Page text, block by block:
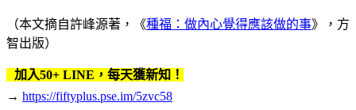
（本文摘自許峰源著，《種福：做內心覺得應該做的事》，方
智出版）
加入50+ LINE，每天獲新知！
→ https://fiftyplus.pse.im/5zvc58